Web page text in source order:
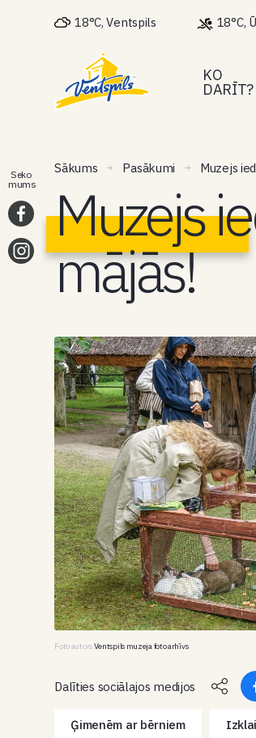
18°C, Ventspils 18°C,
KO
DARĪT?
Sākums Pasākumi Muzejs
Muzejs
mājās!
Foto autorsVentspils muzeja foto arhīvs
Dalīties sociālajos medijos
Ģimenēm ar bērniem
Seko
mums